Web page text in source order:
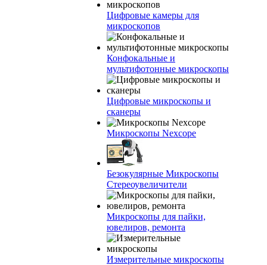
Цифровые камеры для
микроскопов
Конфокальные и
мультифотонные микроскопы
Цифровые микроскопы и
сканеры
Микроскопы Nexcope
Безокулярные Микроскопы
Стереоувеличители
Микроскопы для пайки,
ювелиров, ремонта
Измерительные микроскопы